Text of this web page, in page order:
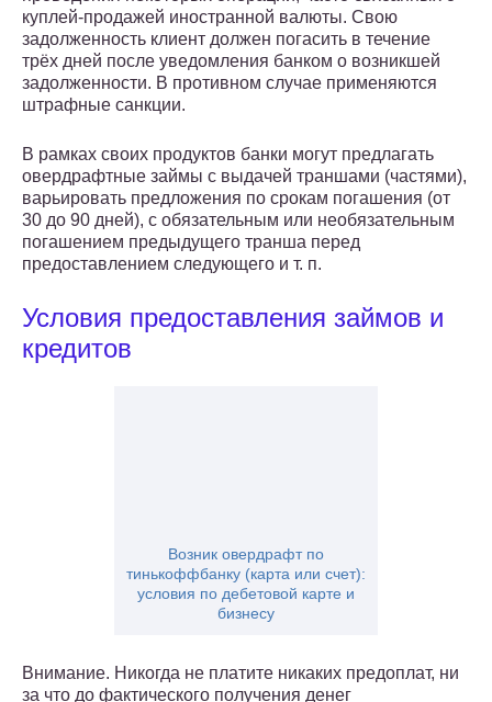
куплей-продажей иностранной валюты. Свою
задолженность клиент должен погасить в течение
трёх дней после уведомления банком о возникшей
задолженности. В противном случае применяются
штрафные санкции.
В рамках своих продуктов банки могут предлагать
овердрафтные займы с выдачей траншами (частями),
варьировать предложения по срокам погашения (от
30 до 90 дней), с обязательным или необязательным
погашением предыдущего транша перед
предоставлением следующего и т. п.
Условия предоставления займов и
кредитов
Возник овердрафт по
тинькоффбанку (карта или счет):
условия по дебетовой карте и
бизнесу
Внимание. Никогда не платите никаких предоплат, ни
за что до фактического получения денег